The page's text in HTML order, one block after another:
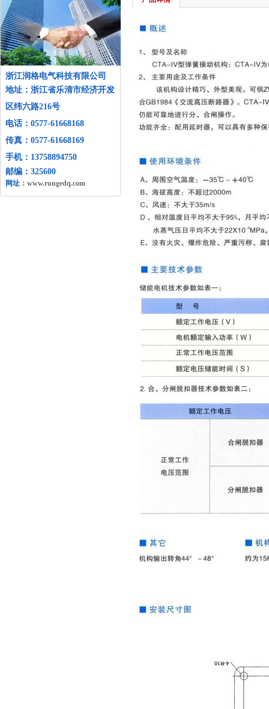
浙江润格电气科技有限公司
地址： 浙江省乐清市经济开发
区纬六路216号
电话： 0577-61668168
传真：0577-61668169
手机：13758894750
邮编：325600
网址： www.rungedq.com